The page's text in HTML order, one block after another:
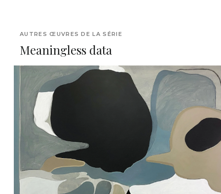
AUTRES ŒUVRES DE LA SÉRIE
Meaningless data